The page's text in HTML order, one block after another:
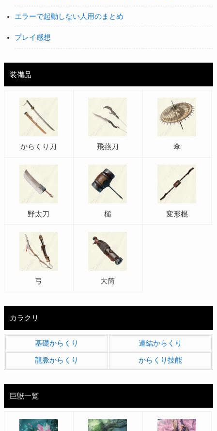
エラーで起動しない人用のまとめ
プレイ感想
装備品
からくり刀 飛燕刀 傘
野太刀 槌 変形棍
弓 大筒
カラクリ
基礎からくり 連結からくり
龍脈からくり からくり技能
巨獣一覧